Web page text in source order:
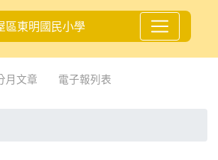
區東明國民小學
月文章 電子報列表